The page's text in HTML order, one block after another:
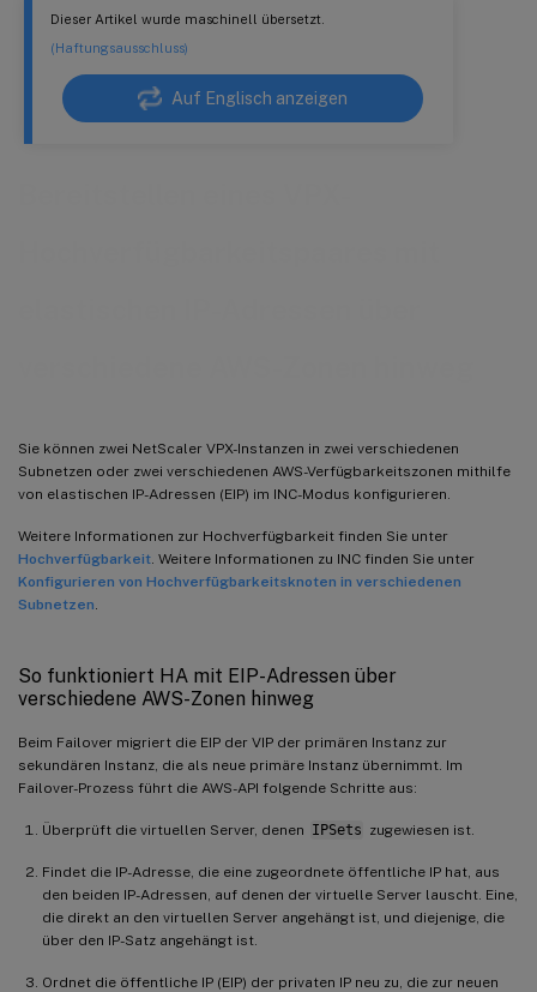
Dieser Artikel wurde maschinell übersetzt.
(Haftungsausschluss)
Auf Englisch anzeigen
Sie können zwei NetScaler VPX-Instanzen in zwei verschiedenen
Subnetzen oder zwei verschiedenen AWS-Verfügbarkeitszonen mithilfe
von elastischen IP-Adressen (EIP) im INC-Modus konfigurieren.
Weitere Informationen zur Hochverfügbarkeit finden Sie unter
Hochverfügbarkeit . Weitere Informationen zu INC finden Sie unter
Konfigurieren von Hochverfügbarkeitsknoten in verschiedenen
Subnetzen
So funktioniert HA mit EIP-Adressen über
verschiedene AWS-Zonen hinweg
Beim Failover migriert die EIP der VIP der primären Instanz zur
sekundären Instanz, die als neue primäre Instanz übernimmt. Im
Failover-Prozess führt die AWS-API folgende Schritte aus:
Überprüft die virtuellen Server, denen IPSets zugewiesen ist.
Findet die IP-Adresse, die eine zugeordnete öffentliche IP hat, aus
den beiden IP-Adressen, auf denen der virtuelle Server lauscht. Eine,
die direkt an den virtuellen Server angehängt ist, und diejenige, die
über den IP-Satz angehängt ist.
Ordnet die öffentliche IP (EIP) der privaten IP neu zu, die zur neuen